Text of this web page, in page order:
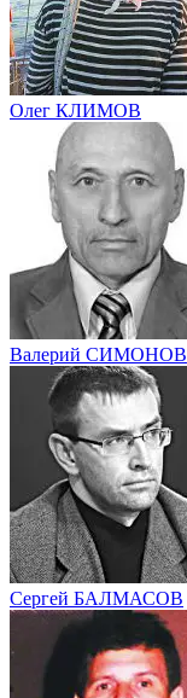
Олег КЛИМОВ
Валерий СИМОНОВ
Сергей БАЛМАСОВ